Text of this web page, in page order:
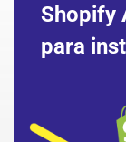
Shopify
para